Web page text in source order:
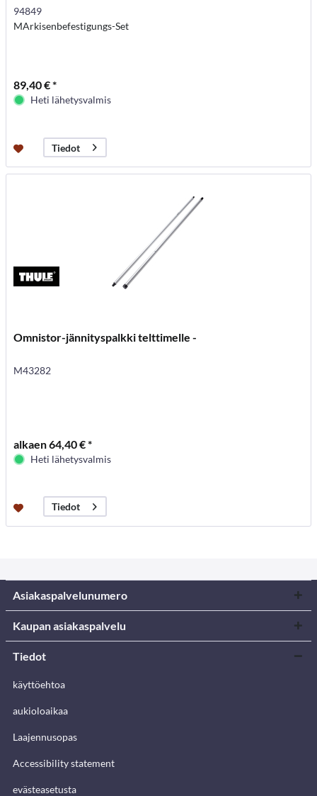
94849
MArkisenbefestigungs-Set
89,40 € *
Heti lähetysvalmis
Tiedot
Omnistor-jännityspalkki telttimelle -
M43282
alkaen 64,40 € *
Heti lähetysvalmis
Tiedot
Asiakaspalvelunumero
Kaupan asiakaspalvelu
Tiedot
käyttöehtoa
aukioloaikaa
Laajennusopas
Accessibility statement
evästeasetusta